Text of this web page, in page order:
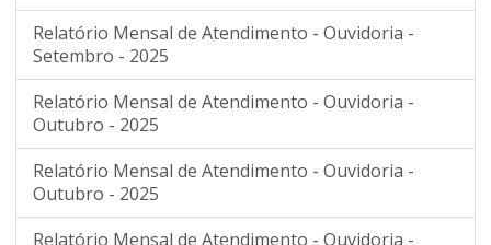
Relatório Mensal de Atendimento - Ouvidoria -
Setembro - 2025
Relatório Mensal de Atendimento - Ouvidoria -
Outubro - 2025
Relatório Mensal de Atendimento - Ouvidoria -
Outubro - 2025
Relatório Mensal de Atendimento - Ouvidoria -